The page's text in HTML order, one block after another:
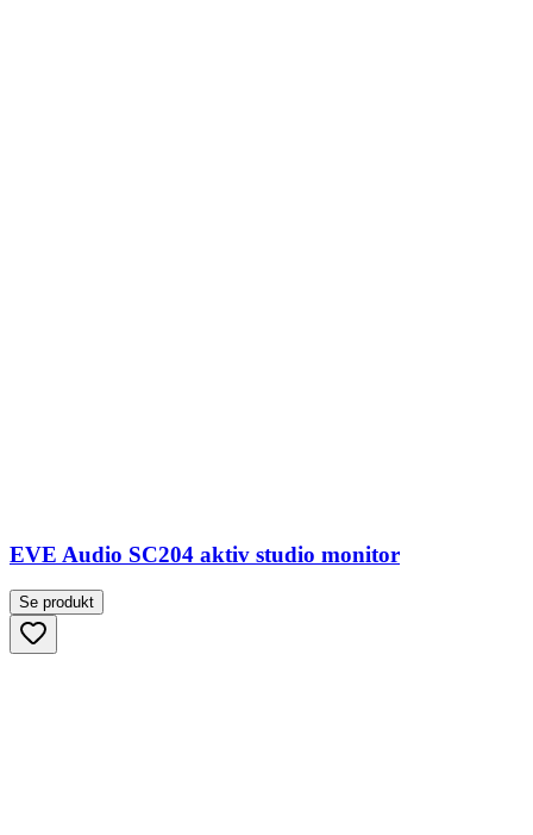
EVE Audio SC204 aktiv studio monitor
Se produkt